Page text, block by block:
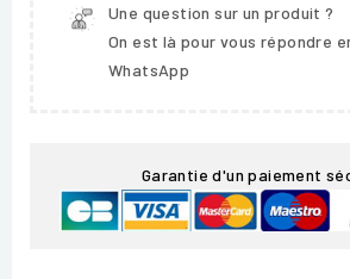
Une question sur un produit ?
On est là pour vous répondre
WhatsApp
Garantie d'un paiement